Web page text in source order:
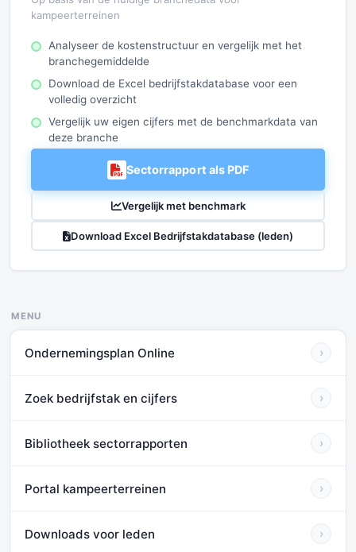
kampeerterreinen
Analyseer de kostenstructuur en vergelijk met het
branchegemiddelde
Download de Excel bedrijfstakdatabase voor een
volledig overzicht
Vergelijk uw eigen cijfers met de benchmarkdata van
deze branche
Sectorrapport als PDF
Vergelijk met benchmark
Download Excel Bedrijfstakdatabase (leden)
MENU
Ondernemingsplan Online ›
Zoek bedrijfstak en cijfers ›
Bibliotheek sectorrapporten ›
Portal kampeerterreinen ›
Downloads voor leden ›